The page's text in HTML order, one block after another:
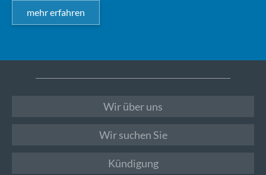
mehr erfahren
Wir über uns
Wir suchen Sie
Kündigung